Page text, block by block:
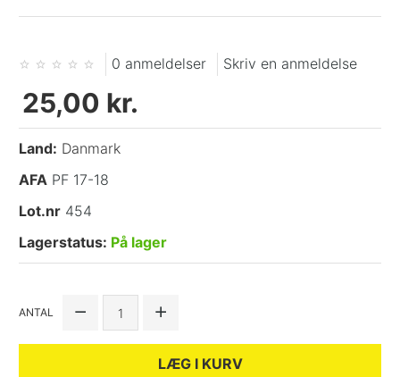
0 anmeldelser Skriv en anmeldelse
25,00 kr.
Land: Danmark
AFA PF 17-18
Lot.nr 454
Lagerstatus: På lager
ANTAL
LÆG I KURV